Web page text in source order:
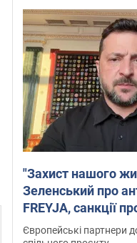
"Захист нашого
Зеленський про
FREYJA, санкції
підтримку
Європейські партнери